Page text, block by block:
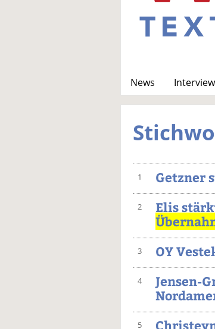
News Interview
1 Getzner
2
Elis
3 OY
4 Jensen-
5